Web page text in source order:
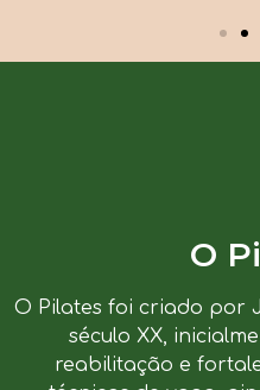
O
O Pilates foi criado por
século XX,
reabilitação e